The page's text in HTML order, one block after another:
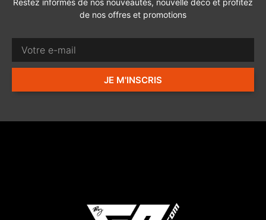
Restez informés de nos nouveautés, nouvelle déco et profitez
de nos offres et promotions
JE M'INSCRIS